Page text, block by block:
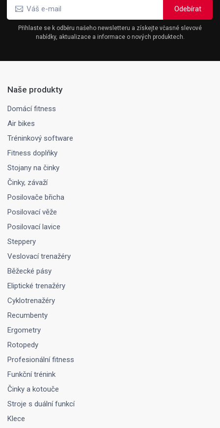
Přihlaste se k odběru našeho newsletteru a získejte včasné slevové
nabídky, aktualizace a informace o nových produktech.
Naše produkty
Domácí fitness
Air bikes
Tréninkový software
Fitness doplňky
Stojany na činky
Činky, závaží
Posilovače břicha
Posilovací věže
Posilovací lavice
Steppery
Veslovací trenažéry
Běžecké pásy
Eliptické trenažéry
Cyklotrenažéry
Recumbenty
Ergometry
Rotopedy
Profesionální fitness
Funkční trénink
Činky a kotouče
Stroje s duální funkcí
Klece